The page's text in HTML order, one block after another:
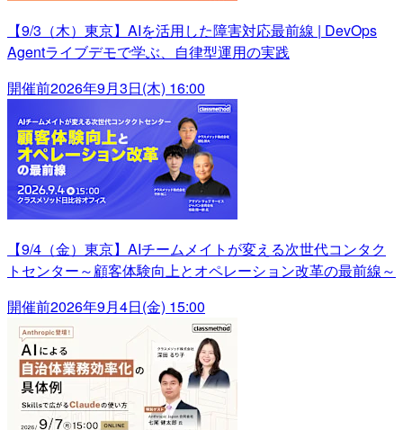
【9/3（木）東京】AIを活用した障害対応最前線 | DevOps
Agentライブデモで学ぶ、自律型運用の実践
開催前2026年9月3日(木) 16:00
【9/4（金）東京】AIチームメイトが変える次世代コンタク
トセンター～顧客体験向上とオペレーション改革の最前線～
開催前2026年9月4日(金) 15:00